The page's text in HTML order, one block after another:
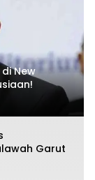
New
Garut